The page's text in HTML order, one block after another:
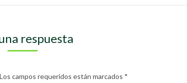
respuesta
campos requeridos están marcados *